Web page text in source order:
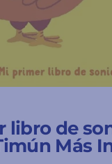
libro de
Más